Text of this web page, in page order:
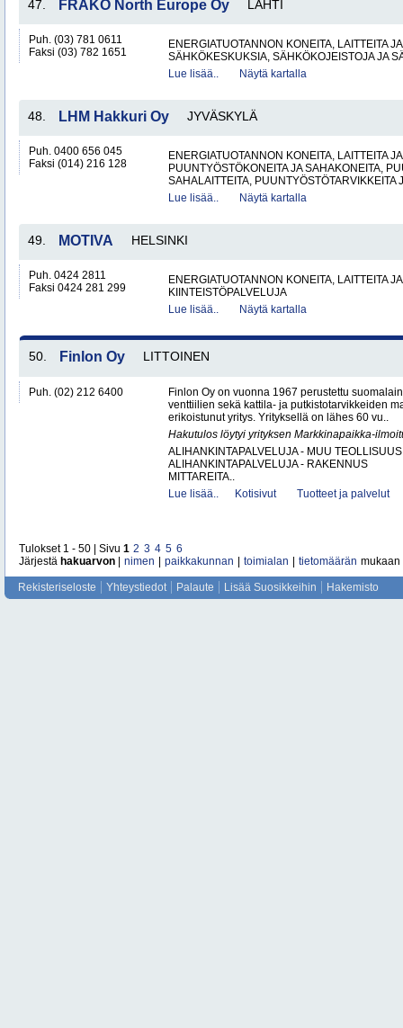
47. FRAKO North Europe Oy LAHTI
Puh. (03) 781 0611
Faksi (03) 782 1651
ENERGIATUOTANNON KONEITA, LAITTEITA
SÄHKÖKESKUKSIA, SÄHKÖKOJEISTOJA JA
Lue lisää..
Näytä kartalla
48. LHM Hakkuri Oy JYVÄSKYLÄ
Puh. 0400 656 045
Faksi (014) 216 128
ENERGIATUOTANNON KONEITA, LAITTEITA
PUUNTYÖSTÖKONEITA JA SAHAKONEITA,
SAHALAITTEITA, PUUNTYÖSTÖTARVIKKEITA
Lue lisää..
Näytä kartalla
49. MOTIVA HELSINKI
Puh. 0424 2811
Faksi 0424 281 299
ENERGIATUOTANNON KONEITA, LAITTEITA
KIINTEISTÖPALVELUJA
Lue lisää..
Näytä kartalla
50. Finlon Oy LITTOINEN
Puh. (02) 212 6400
Finlon Oy on vuonna 1967 perustettu
venttiilien sekä kattila- ja putkistotarvikkeiden
erikoistunut yritys. Yrityksellä on lähes 60 vu..
Hakutulos löytyi yrityksen Markkinapaikka-
ALIHANKINTAPALVELUJA - MUU TEOLLISUUS
ALIHANKINTAPALVELUJA - RAKENNUS
MITTAREITA..
Lue lisää..
Kotisivut Tuotteet ja palvelut
Tulokset 1 - 50 | Sivu 1 2 3 4 5 6
Järjestä hakuarvon nimen paikkakunnan toimialan tietomäärän mukaan
Rekisteriseloste Yhteystiedot Palaute Lisää Suosikkeihin Hakemisto